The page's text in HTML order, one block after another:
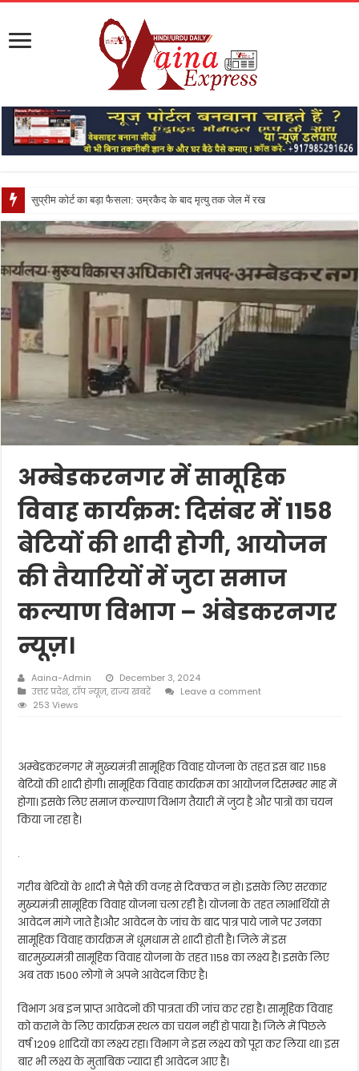
सुप्रीम कोर्ट का बड़ा फैसला: उम्रकैद के बाद मृत्यु तक जेल में रखने की सजा संविधान के
अम्बेडकरनगर में सामूहिक
विवाह कार्यक्रम: दिसंबर में 1158
बेटियों की शादी होगी, आयोजन
की तैयारियों में जुटा समाज
कल्याण विभाग – अंबेडकरनगर
न्यूज़।
Aaina-Admin
December 3, 2024
उत्तर प्रदेश,टॉप न्यूज़,राज्य खबरें
Leave a comment
253 Views
अम्बेडकरनगर में मुख्यमंत्री सामूहिक विवाह योजना के तहत इस बार 1158
बेटियों की शादी होगी। सामूहिक विवाह कार्यक्रम का आयोजन दिसम्बर माह में
होगा। इसके लिए समाज कल्याण विभाग तैयारी में जुटा है और पात्रों का चयन
किया जा रहा है।
.
गरीब बेटियों के शादी मे पैसे की वजह से दिक्कत न हो। इसके लिए सरकार
मुख्यमंत्री सामूहिक विवाह योजना चला रही है। योजना के तहत लाभार्थियों से
आवेदन मांगे जाते है।और आवेदन के जांच के बाद पात्र पाये जाने पर उनका
सामूहिक विवाह कार्यक्रम में धूमधाम से शादी होती है। जिले में इस
बारमुख्यमंत्री सामूहिक विवाह योजना के तहत 1158 का लक्ष्य है। इसके लिए
अब तक 1500 लोगों ने अपने आवेदन किए है।
विभाग अब इन प्राप्त आवेदनों की पात्रता की जांच कर रहा है। सामूहिक विवाह
को कराने के लिए कार्यक्रम स्थल का चयन नहीं हो पाया है। जिले में पिछले
वर्ष 1209 शादियों का लक्ष्य रहा। विभाग ने इस लक्ष्य को पूरा कर लिया था। इस
बार भी लक्ष्य के मुताबिक ज्यादा ही आवेदन आए है।